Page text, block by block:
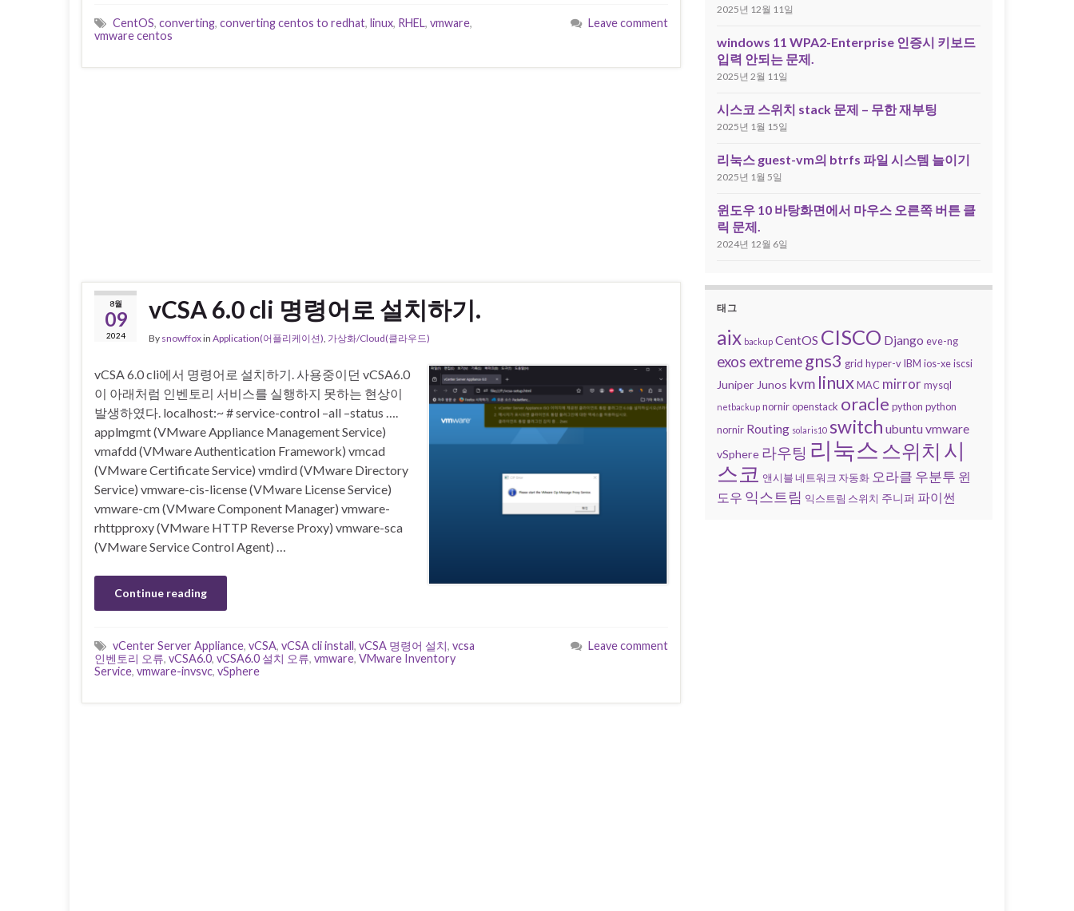
CentOS, converting, converting centos to redhat, linux, RHEL, vmware,
vmware centos
Leave comment
8월
09
2024
vCSA 6.0 cli 명령어로 설치하기.
By snowffoxin Application(어플리케이션) 가상화/Cloud(클라우드)
vCSA 6.0 cli에서 명령어로 설치하기. 사용중이던 vCSA6.0
이 아래처럼 인벤토리 서비스를 실행하지 못하는 현상이
발생하였다. localhost:~ # service-control –all –status ….
applmgmt (VMware Appliance Management Service)
vmafdd (VMware Authentication Framework) vmcad
(VMware Certificate Service) vmdird (VMware Directory
Service) vmware-cis-license (VMware License Service)
vmware-cm (VMware Component Manager) vmware-
rhttpproxy (VMware HTTP Reverse Proxy) vmware-sca
(VMware Service Control Agent) …
Continue reading
vCenter Server Appliance, vCSA, vCSA cli install, vCSA 명령어 설치, vcsa
인벤토리 오류, vCSA6.0, vCSA6.0 설치 오류, vmware, VMware Inventory
Service, vmware-invsvc, vSphere
Leave comment
2025년 12월 11일
windows 11 WPA2-Enterprise 인증시 키보드
입력 안되는 문제.
2025년 2월 11일
시스코 스위치 stack 문제 – 무한 재부팅
2025년 1월 15일
리눅스 guest-vm의 btrfs 파일 시스템 늘이기
2025년 1월 5일
윈도우 10 바탕화면에서 마우스 오른쪽 버튼 클
릭 문제.
2024년 12월 6일
태그
aix backup CentOS CISCO Django eve-ng
exos extreme gns3 grid hyper-vIBM ios-xeiscsi
Juniper Junos kvm linuxMAC mirror mysql
netbackup norniropenstack oracle python python
nornir Routing solaris10 switch ubuntuvmware
vSphere 라우팅 리눅스 스위치 시
스코 앤시블 네트워크 자동화 오라클 우분투 윈
도우 익스트림 익스트림 스위치 주니퍼 파이썬